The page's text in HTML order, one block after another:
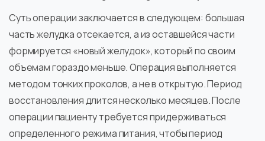
Суть операции заключается в следующем: большая
часть желудка отсекается, а из оставшейся части
формируется «новый желудок», который по своим
объемам гораздо меньше. Операция выполняется
методом тонких проколов, а не в открытую. Период
восстановления длится несколько месяцев. После
операции пациенту требуется придерживаться
определенного режима питания, чтобы период